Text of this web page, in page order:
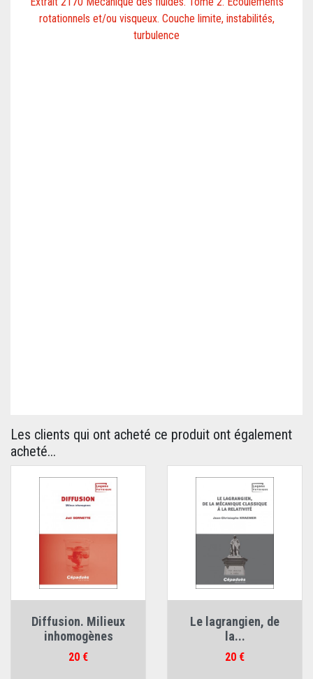
rotationnels et/ou visqueux. Couche limite, instabilités,
turbulence
Les clients qui ont acheté ce produit ont également
acheté...
Diffusion. Milieux
inhomogènes
Prix
20 €
Le lagrangien, de
la...
Prix
20 €